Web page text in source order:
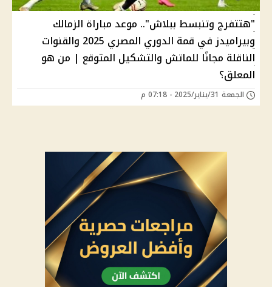
"هتتفرج وتنبسط ببلاش".. موعد مباراة الزمالك
وبيراميدز في قمة الدوري المصري 2025 والقنوات
الناقلة مجانًا للماتش والتشكيل المتوقع | من هو
المعلق؟
الجمعة 31/يناير/2025 - 07:18 م